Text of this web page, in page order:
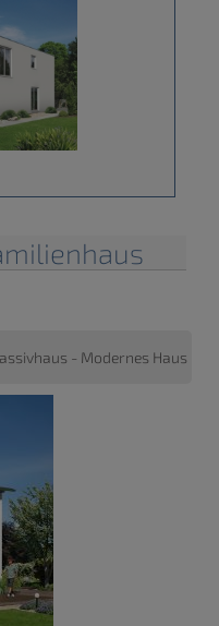
- Modernes Haus